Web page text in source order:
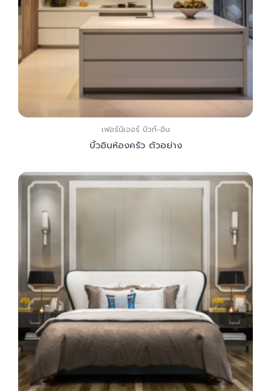
เฟอร์นิเจอร์ บิวท์-อิน
บิ้วอินห้องครัว ตัวอย่าง